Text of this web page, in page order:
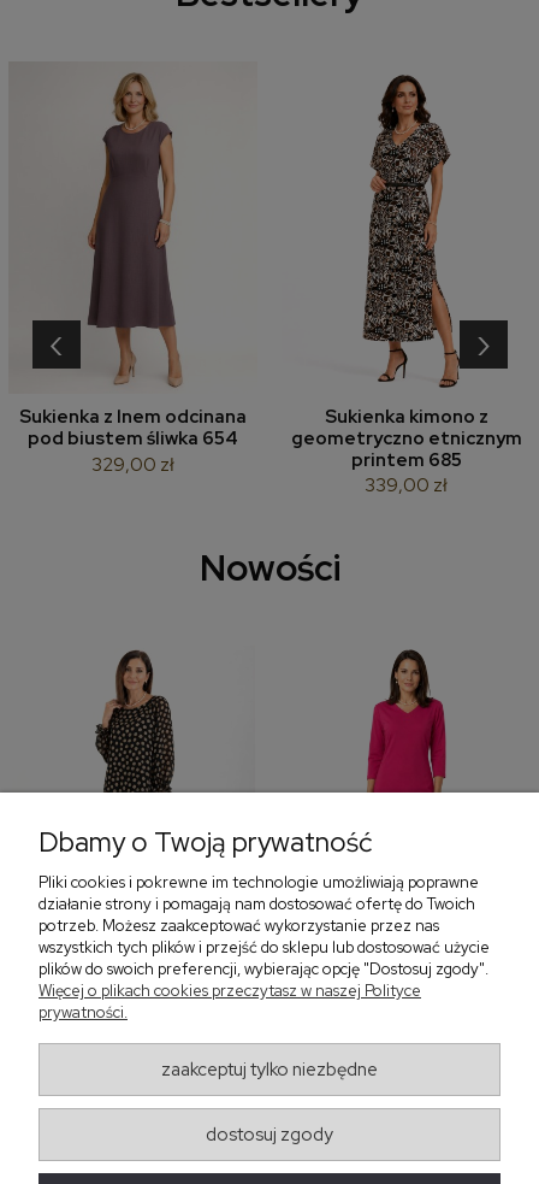
Sukienka z lnem odcinana
pod biustem śliwka 654
329,00 zł
Sukienka kimono z
geometryczno etnicznym
printem 685
339,00 zł
‹ ›
Nowości
Sukienka z falbaną i
bufiastym rękawem w
405,30 zł
Sukienka z dekoltem w
299,00 zł
‹
Regulaminy
Dbamy o Twoją prywatność
Pliki cookies i pokrewne im technologie umożliwiają poprawne
działanie strony i pomagają nam dostosować ofertę do Twoich
potrzeb. Możesz zaakceptować wykorzystanie przez nas
wszystkich tych plików i przejść do sklepu lub dostosować użycie
plików do swoich preferencji, wybierając opcję "Dostosuj zgody".
Więcej o plikach cookies przeczytasz w naszej Polityce
prywatności.
zaakceptuj tylko niezbędne
dostosuj zgody